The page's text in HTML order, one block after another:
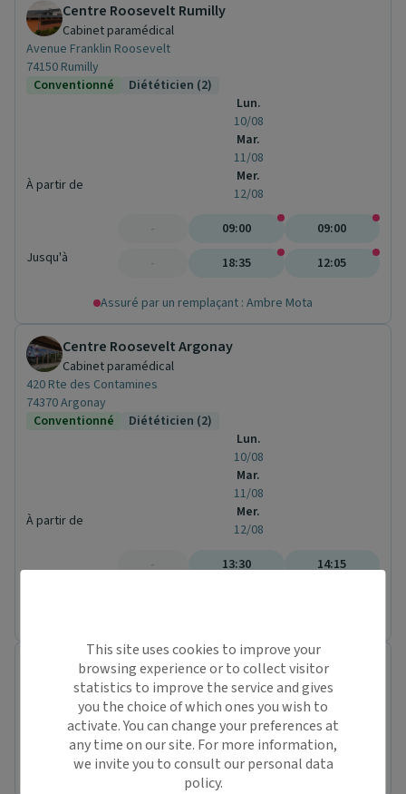
Centre Roosevelt Rumilly
Cabinet paramédical
Avenue Franklin Roosevelt
74150 Rumilly
Conventionné
Diététicien (2)
À partir de
Jusqu'à
Lun.
10/08
Mar.
11/08
Mer.
12/08
-
-
09:00
18:35
09:00
12:05
Assuré par un remplaçant : Ambre Mota
Centre Roosevelt Argonay
Cabinet paramédical
420 Rte des Contamines
74370 Argonay
Conventionné
Diététicien (2)
À partir de
Lun.
10/08
Mar.
11/08
Mer.
12/08
-
13:30
14:15
Anne-Laure PERRETON
Diététicien
36 Impasse de Belle Vue
42600 Essertines-en-Châtelneuf
Prochaine disponibilité le :
lundi 31 août
This site uses cookies to improve your
browsing experience or to collect visitor
statistics to improve the service and gives
you the choice of which ones you wish to
activate. You can change your preferences at
any time on our site. For more information,
we invite you to consult our personal data
policy.